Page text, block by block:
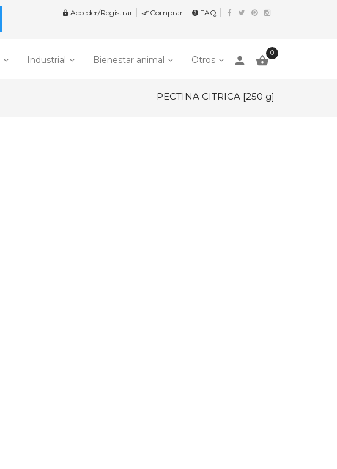
 Acceder/Registrar  Comprar help FAQ
Industrial Bienestar animal Otros person 
0
PECTINA CITRICA [250 g]